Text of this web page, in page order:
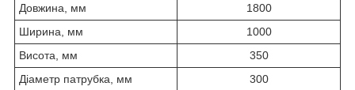
Довжина, мм
1800
Ширина, мм
1000
Висота, мм
350
Діаметр патрубка, мм
300